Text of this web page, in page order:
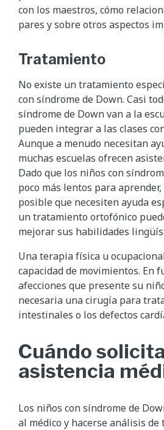
con los maestros, cómo
pares y sobre otros aspectos
Tratamiento
No existe un tratamiento
con síndrome de Down. Casi
síndrome de Down van a la
pueden integrar a las clases
Aunque a menudo necesitan
muchas escuelas ofrecen
Dado que los niños con
poco más lentos para
posible que necesiten ayuda
un tratamiento ortofónico
mejorar sus habilidades
Una terapia física u
capacidad de movimientos. En
afecciones que presente su
necesaria una cirugía para
intestinales o los defectos
Cuándo
asistencia
Los niños con síndrome de
al médico y hacerse análisis de